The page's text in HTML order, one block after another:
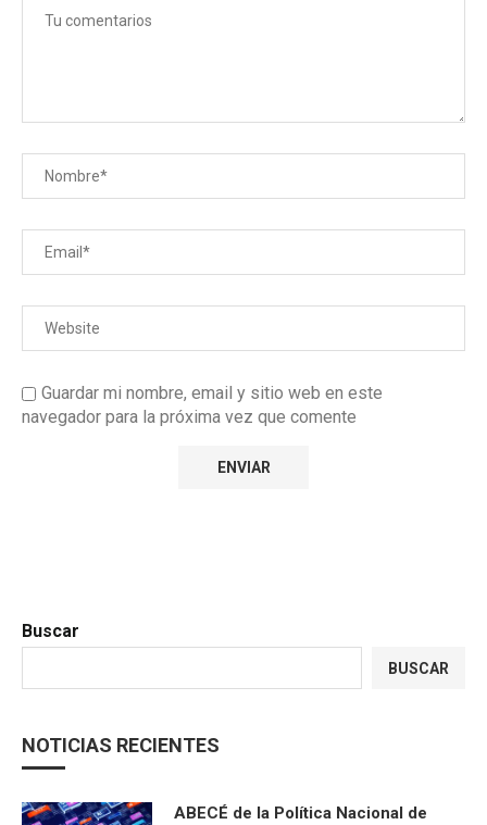
Guardar mi nombre, email y sitio web en este
navegador para la próxima vez que comente
Buscar
BUSCAR
NOTICIAS RECIENTES
ABECÉ de la Política Nacional de